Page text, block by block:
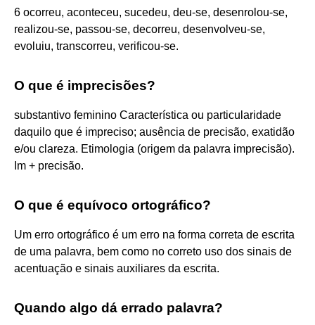
6 ocorreu, aconteceu, sucedeu, deu-se, desenrolou-se,
realizou-se, passou-se, decorreu, desenvolveu-se,
evoluiu, transcorreu, verificou-se.
O que é imprecisões?
substantivo feminino Característica ou particularidade
daquilo que é impreciso; ausência de precisão, exatidão
e/ou clareza. Etimologia (origem da palavra imprecisão).
Im + precisão.
O que é equívoco ortográfico?
Um erro ortográfico é um erro na forma correta de escrita
de uma palavra, bem como no correto uso dos sinais de
acentuação e sinais auxiliares da escrita.
Quando algo dá errado palavra?